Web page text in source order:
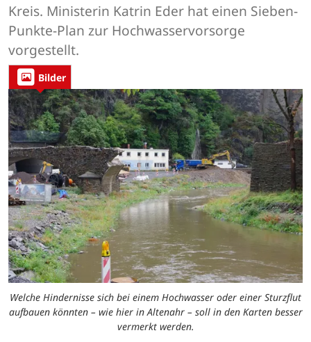
Kreis. Ministerin Katrin Eder hat einen Sieben-
Punkte-Plan zur Hochwasservorsorge
vorgestellt.
Bilder
Welche Hindernisse sich bei einem Hochwasser oder einer Sturzflut
aufbauen könnten – wie hier in Altenahr – soll in den Karten besser
vermerkt werden.